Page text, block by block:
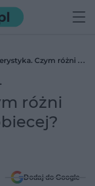
Czym różni się
różni
Dodaj do Google